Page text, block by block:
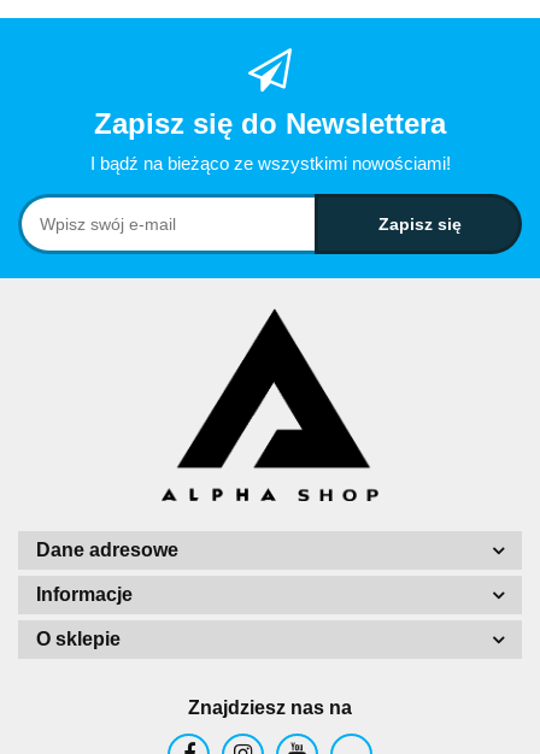
Zapisz się do Newslettera
I bądź na bieżąco ze wszystkimi nowościami!
Dane adresowe
Informacje
O sklepie
Znajdziesz nas na